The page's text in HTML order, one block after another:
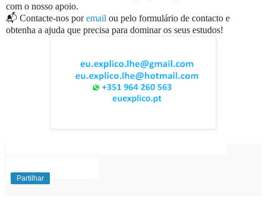
com o nosso apoio.
📬 Contacte-nos poremail ou pelo formulário de contacto e
obtenha a ajuda que precisa para dominar os seus estudos!
EnsinoSuperior
Partilhar